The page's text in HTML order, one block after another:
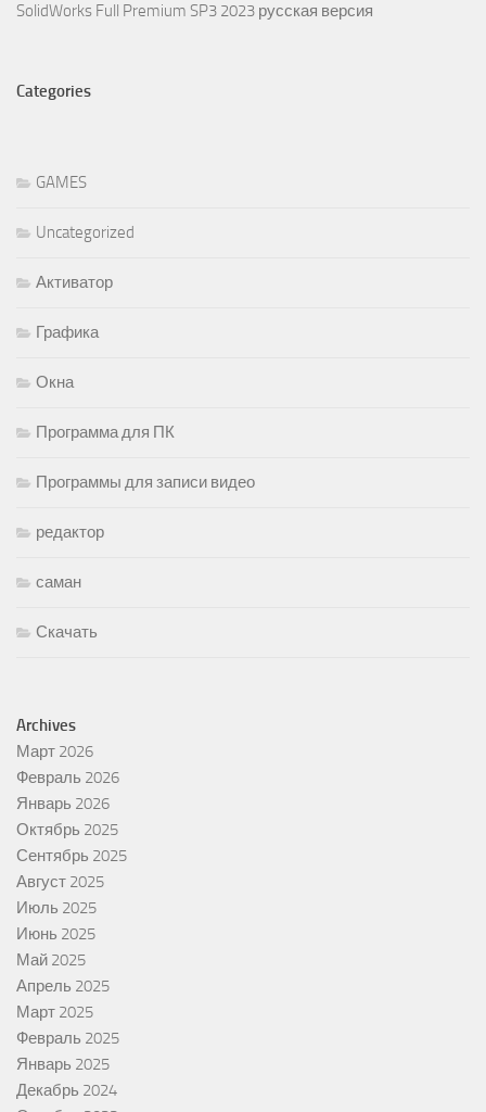
SolidWorks Full Premium SP3 2023 русская версия
Categories
GAMES
Uncategorized
Активатор
Графика
Окна
Программа для ПК
Программы для записи видео
редактор
саман
Скачать
Archives
Март 2026
Февраль 2026
Январь 2026
Октябрь 2025
Сентябрь 2025
Август 2025
Июль 2025
Июнь 2025
Май 2025
Апрель 2025
Март 2025
Февраль 2025
Январь 2025
Декабрь 2024